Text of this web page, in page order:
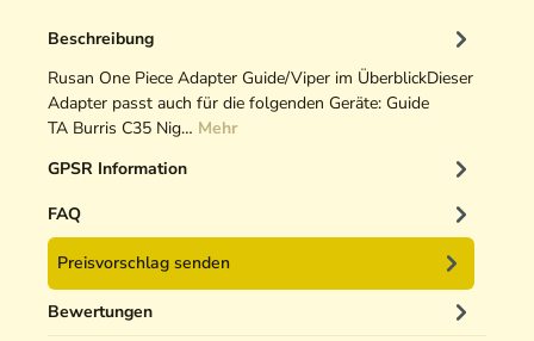
Beschreibung
Rusan One Piece Adapter Guide/Viper im ÜberblickDieser
Adapter passt auch für die folgenden Geräte: Guide
TA Burris C35 Nig… Mehr
GPSR Information
FAQ
Preisvorschlag senden
Bewertungen